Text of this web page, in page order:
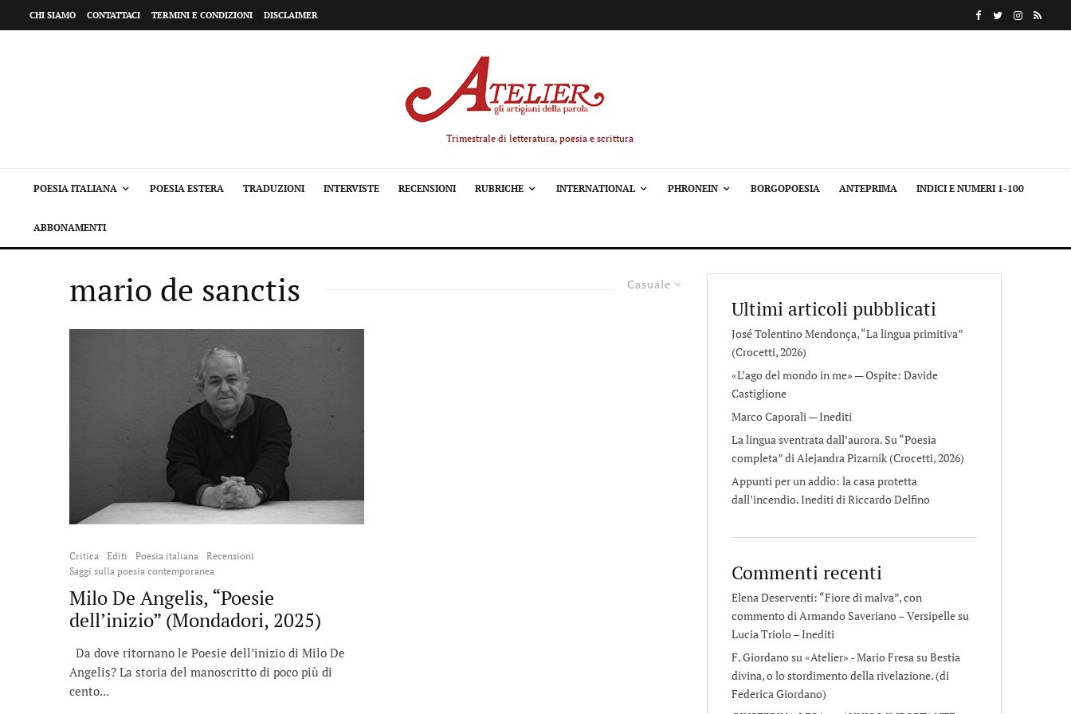
CHI SIAMO CONTATTACI TERMINI E CONDIZIONI DISCLAIMER
Trimestrale di letteratura, poesia e scrittura
POESIA ITALIANA POESIA ESTERA TRADUZIONI INTERVISTE RECENSIONI RUBRICHE INTERNATIONAL PHRONEIN BORGOPOESIA ANTEPRIMA INDICI E NUMERI 1-100
ABBONAMENTI
Casuale
mario de sanctis
Critica Editi Poesia italiana
Recensioni
Saggi sulla poesia contemporanea
Milo De Angelis, “Poesie
dell’inizio” (Mondadori, 2025)
Da dove ritornano le Poesie dell’inizio di Milo De
Angelis? La storia del manoscritto di poco più di
cento...
Ultimi articoli pubblicati
José Tolentino Mendonça, “La lingua primitiva”
(Crocetti, 2026)
«L’ago del mondo in me» — Ospite: Davide
Castiglione
Marco Caporali — Inediti
La lingua sventrata dall’aurora. Su “Poesia
completa” di Alejandra Pizarnik (Crocetti, 2026)
Appunti per un addio: la casa protetta
dall’incendio. Inediti di Riccardo Delfino
Commenti recenti
Elena Deserventi: “Fiore di malva”, con
commento di Armando Saveriano – Versipellesu
Lucia Triolo – Inediti
F. Giordano su «Atelier» - Mario FresasuBestia
divina, o lo stordimento della rivelazione. (di
Federica Giordano)